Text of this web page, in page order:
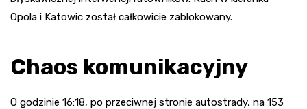
Opola i Katowic został całkowicie zablokowany.
Chaos komunikacyjny
O godzinie 16:18, po przeciwnej stronie autostrady, na 153